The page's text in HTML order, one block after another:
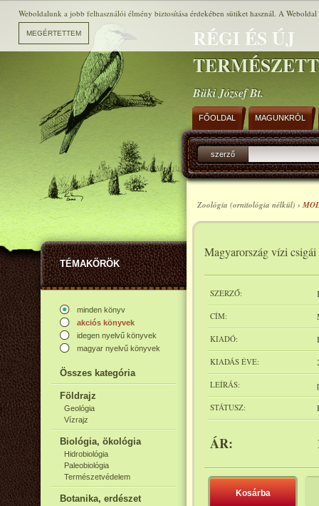
RÉGI ÉS ÚJ
Büki József Bt.
TÉMAKÖRÖK
minden könyv
akciós könyvek
idegen nyelvű könyvek
magyar nyelvű könyvek
Összes kategória
Földrajz
Geológia
Vízrajz
Biológia, ökológia
Hidrobiológia
Paleobiológia
Természetvédelem
Botanika, erdészet
FŐOLDAL MAGUNKRÓL
szerző
Zoológia (ornitológia nélkül) ›
Magyarország vízi
SZERZŐ:
CÍM:
KIADÓ:
KIADÁS ÉVE:
LEÍRÁS:
STÁTUSZ:
ÁR:
Kosárba
Weboldalunk a jobb felhasználói élmény biztosítása érdekében sütiket használ. A